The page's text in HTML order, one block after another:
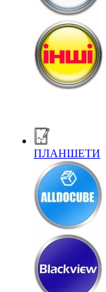
ПЛАНШЕТИ